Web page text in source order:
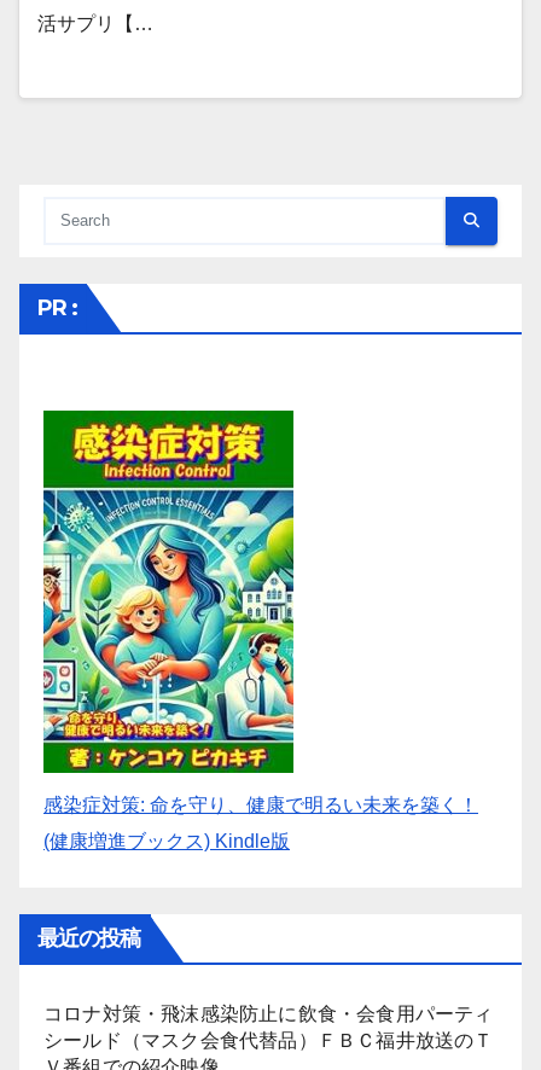
活サプリ【…
PR :
感染症対策: 命を守り、健康で明るい未来を築く！
(健康増進ブックス) Kindle版
最近の投稿
コロナ対策・飛沫感染防止に飲食・会食用パーティ
シールド（マスク会食代替品）ＦＢＣ福井放送のＴ